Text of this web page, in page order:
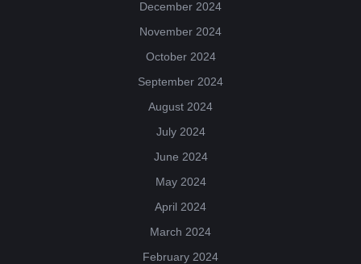
December 2024
November 2024
October 2024
September 2024
August 2024
July 2024
June 2024
May 2024
April 2024
March 2024
February 2024